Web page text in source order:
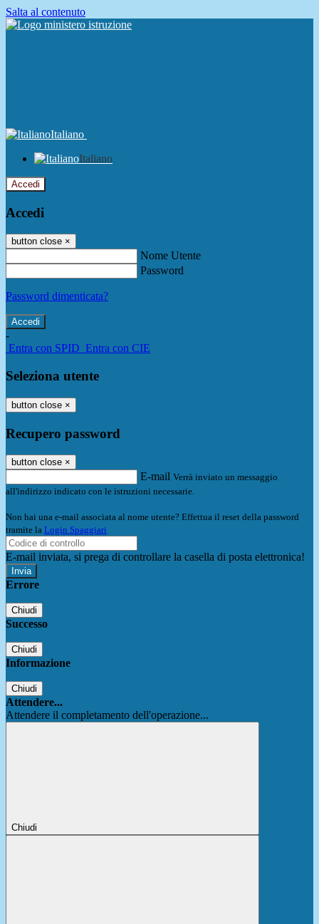
Salta al contenuto
Italiano
Italiano
Accedi
Accedi
button close ×
Nome Utente
Password
Password dimenticata?
-
Entra con SPID Entra con CIE
Seleziona utente
button close ×
Recupero password
button close ×
E-mail Verrà inviato un messaggio
all'indirizzo indicato con le istruzioni necessarie.
Non hai una e-mail associata al nome utente? Effettua il reset della password
tramite la Login Spaggiari
E-mail inviata, si prega di controllare la casella di posta elettronica!
Errore
Chiudi
Successo
Chiudi
Informazione
Chiudi
Attendere...
Attendere il completamento dell'operazione...
Chiudi